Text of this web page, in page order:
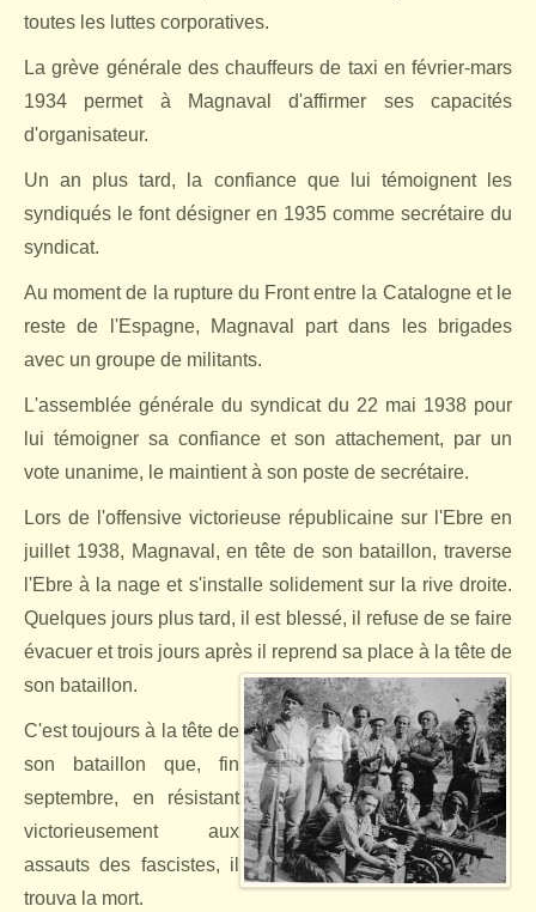
toutes les luttes corporatives.
La grève générale des chauffeurs de taxi en février-mars
1934 permet à Magnaval d'affirmer ses capacités
d'organisateur.
Un an plus tard, la confiance que lui témoignent les
syndiqués le font désigner en 1935 comme secrétaire du
syndicat.
Au moment de la rupture du Front entre la Catalogne et le
reste de l'Espagne, Magnaval part dans les brigades
avec un groupe de militants.
L'assemblée générale du syndicat du 22 mai 1938 pour
lui témoigner sa confiance et son attachement, par un
vote unanime, le maintient à son poste de secrétaire.
Lors de l'offensive victorieuse républicaine sur l'Ebre en
juillet 1938, Magnaval, en tête de son bataillon, traverse
l'Ebre à la nage et s'installe solidement sur la rive droite.
Quelques jours plus tard, il est blessé, il refuse de se faire
évacuer et trois jours après il reprend sa place à la tête de
son bataillon.
C'est toujours à la tête de
son bataillon que, fin
septembre, en résistant
victorieusement aux
assauts des fascistes, il
trouva la mort.